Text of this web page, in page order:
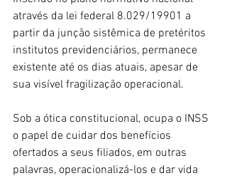
através da lei federal 8.029/19901 a
partir da junção sistêmica de pretéritos
institutos previdenciários, permanece
existente até os dias atuais, apesar de
sua visível fragilização operacional.
Sob a ótica constitucional, ocupa o INSS
o papel de cuidar dos benefícios
ofertados a seus filiados, em outras
palavras, operacionalizá-los e dar vida